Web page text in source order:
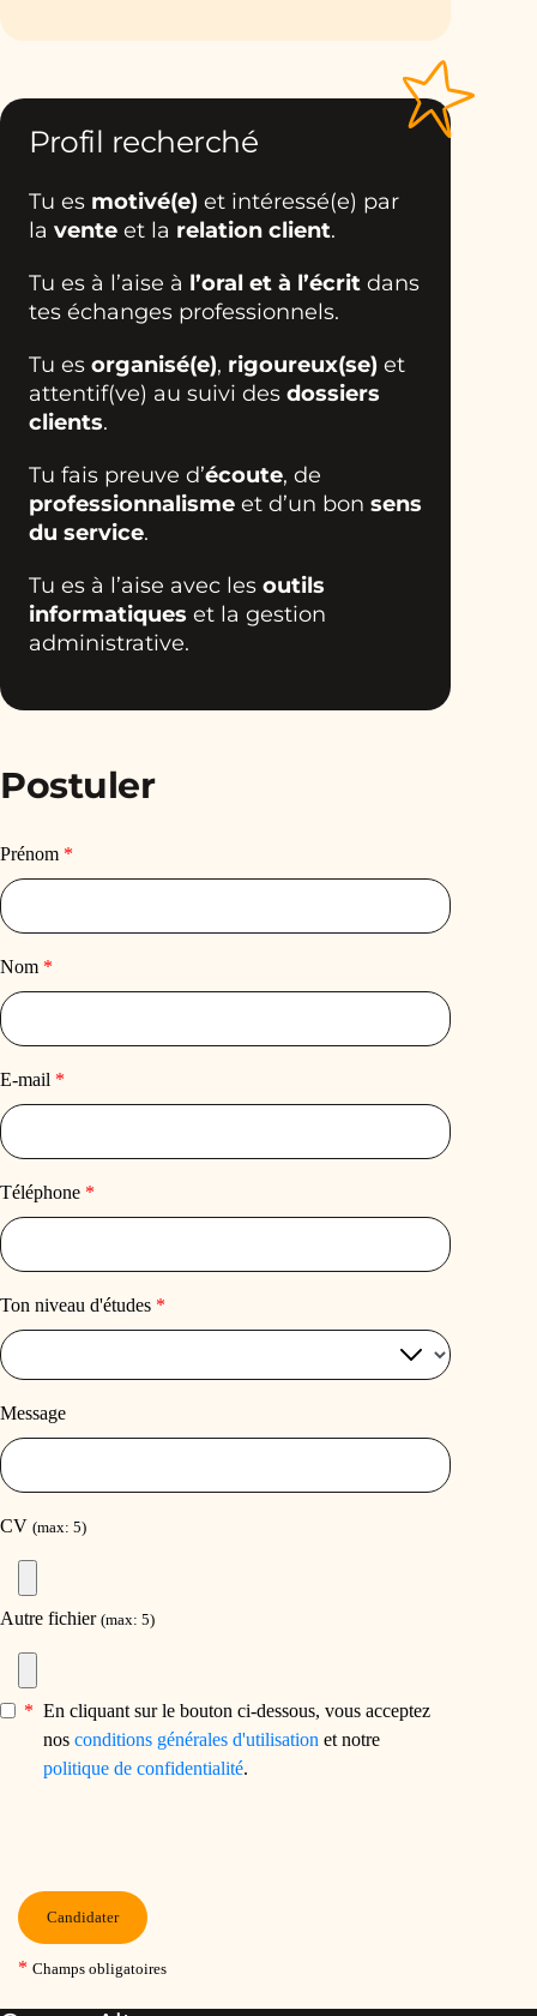
Profil recherché
Tu es motivé(e) et intéressé(e) par
la vente et la relation client.
Tu es à l’aise à l’oral et à l’écrit dans
tes échanges professionnels.
Tu es organisé(e), rigoureux(se) et
attentif(ve) au suivi des dossiers
clients.
Tu fais preuve d’écoute, de
professionnalisme et d’un bon sens
du service.
Tu es à l’aise avec les outils
informatiques et la gestion
administrative.
Postuler